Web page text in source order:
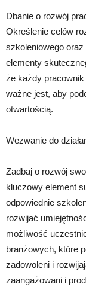
Dbanie o rozwój
Określenie celów
szkoleniowego
elementy
że każdy pracownik
ważne jest, aby
otwartością.
Wezwanie do
Zadbaj o rozwój
kluczowy element
odpowiednie
rozwijać
możliwość
branżowych, które
zadowoleni i
zaangażowani i